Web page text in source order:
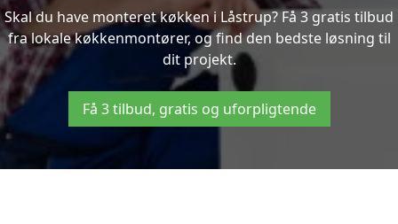
Skal du have monteret køkken i Låstrup? Få 3 gratis tilbud
fra lokale køkkenmontører, og find den bedste løsning til
dit projekt.
Få 3 tilbud, gratis og uforpligtende